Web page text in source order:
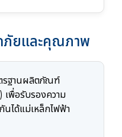
ภัยและคุณภาพ
ฐานผลิตภัณฑ์
เพื่อรับรองความ
นได้แม่เหล็กไฟฟ้า